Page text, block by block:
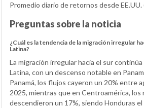
Promedio diario de retornos desde EE.UU.
Preguntas sobre la noticia
¿Cuál es la tendencia de la migración irregular
Latina?
La migración irregular hacia el sur
Latina, con un descenso notable en
Panamá, los flujos cayeron un 20% entre
2025, mientras que en Centroamérica, los
descendieron un 17%, siendo Honduras el